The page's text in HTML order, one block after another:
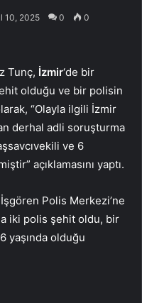
10, 2025 0 0
Tunç, İzmir‘de bir
olduğu ve bir polisin
“Olayla ilgili İzmir
derhal adli soruşturma
ve 6
açıklamasını yaptı.
Polis Merkezi’ne
iki polis şehit oldu, bir
yaşında olduğu